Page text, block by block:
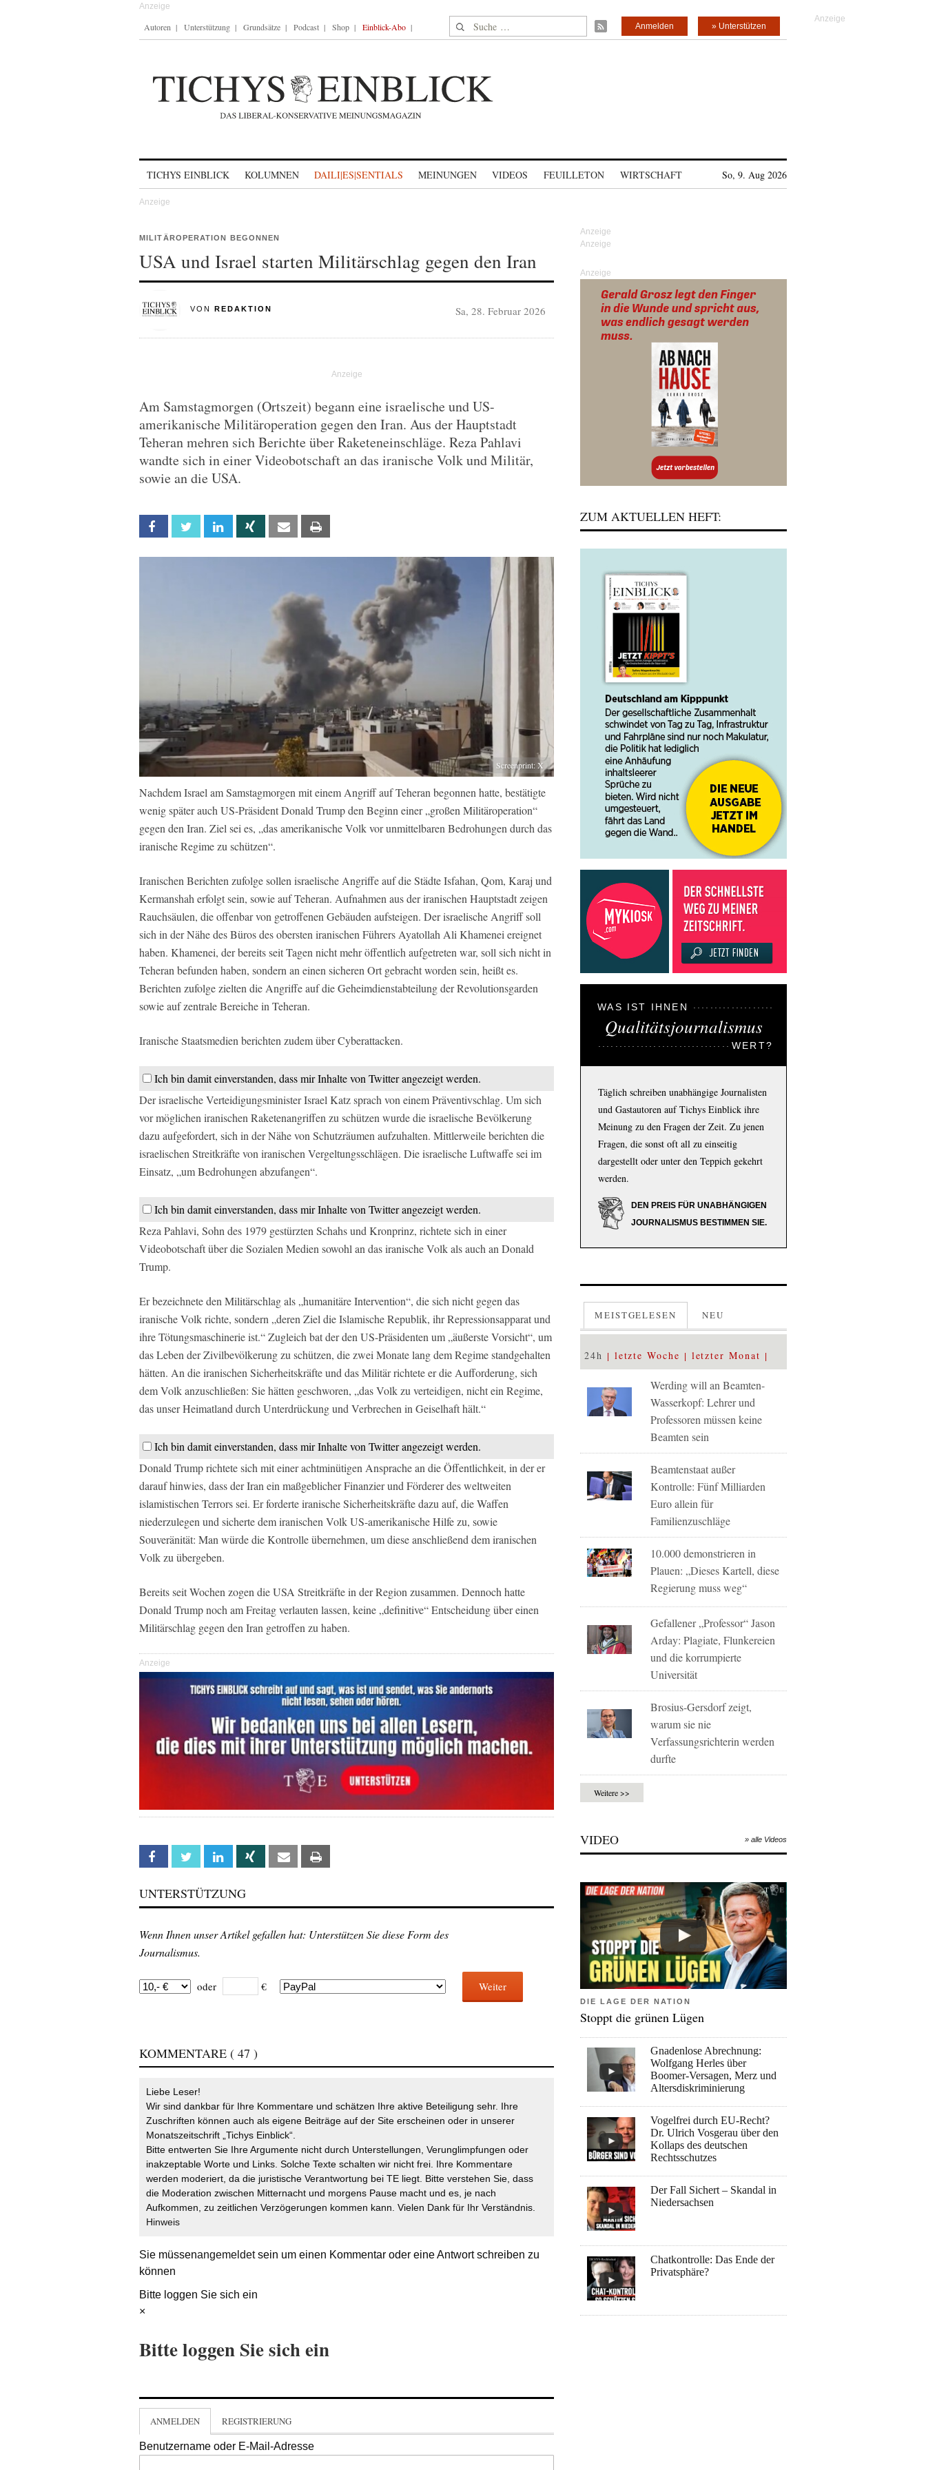
Autoren Unterstützung Grundsätze Podcast Shop Einblick-Abo Suche nach: » Unterstützen
Anmelden
TICHYS EINBLICK KOLUMNEN DAILI|ES|SENTIALS MEINUNGEN VIDEOS FEUILLETON WIRTSCHAFT So, 9. Aug 2026
MILITÄROPERATION BEGONNEN
USA und Israel starten Militärschlag gegen den Iran
VON REDAKTION Sa, 28. Februar 2026
Am Samstagmorgen (Ortszeit) begann eine israelische und US-
amerikanische Militäroperation gegen den Iran. Aus der Hauptstadt
Teheran mehren sich Berichte über Raketeneinschläge. Reza Pahlavi
wandte sich in einer Videobotschaft an das iranische Volk und Militär,
sowie an die USA.
Facebook Twitter Linkedin Xing Email
Screenprint: X
Nachdem Israel am Samstagmorgen mit einem Angriff auf Teheran begonnen hatte, bestätigte
wenig später auch US-Präsident Donald Trump den Beginn einer „großen Militäroperation“
gegen den Iran. Ziel sei es, „das amerikanische Volk vor unmittelbaren Bedrohungen durch das
iranische Regime zu schützen“.
Iranischen Berichten zufolge sollen israelische Angriffe auf die Städte Isfahan, Qom, Karaj und
Kermanshah erfolgt sein, sowie auf Teheran. Aufnahmen aus der iranischen Hauptstadt zeigen
Rauchsäulen, die offenbar von getroffenen Gebäuden aufsteigen. Der israelische Angriff soll
sich in der Nähe des Büros des obersten iranischen Führers Ayatollah Ali Khamenei ereignet
haben. Khamenei, der bereits seit Tagen nicht mehr öffentlich aufgetreten war, soll sich nicht in
Teheran befunden haben, sondern an einen sicheren Ort gebracht worden sein, heißt es.
Berichten zufolge zielten die Angriffe auf die Geheimdienstabteilung der Revolutionsgarden
sowie auf zentrale Bereiche in Teheran.
Iranische Staatsmedien berichten zudem über Cyberattacken.
Ich bin damit einverstanden, dass mir Inhalte von Twitter angezeigt werden.
Der israelische Verteidigungsminister Israel Katz sprach von einem Präventivschlag. Um sich
vor möglichen iranischen Raketenangriffen zu schützen wurde die israelische Bevölkerung
dazu aufgefordert, sich in der Nähe von Schutzräumen aufzuhalten. Mittlerweile berichten die
israelischen Streitkräfte von iranischen Vergeltungsschlägen. Die israelische Luftwaffe sei im
Einsatz, „um Bedrohungen abzufangen“.
Ich bin damit einverstanden, dass mir Inhalte von Twitter angezeigt werden.
Reza Pahlavi, Sohn des 1979 gestürzten Schahs und Kronprinz, richtete sich in einer
Videobotschaft über die Sozialen Medien sowohl an das iranische Volk als auch an Donald
Trump.
Er bezeichnete den Militärschlag als „humanitäre Intervention“, die sich nicht gegen das
iranische Volk richte, sondern „deren Ziel die Islamische Republik, ihr Repressionsapparat und
ihre Tötungsmaschinerie ist.“ Zugleich bat der den US-Präsidenten um „äußerste Vorsicht“, um
das Leben der Zivilbevölkerung zu schützen, die zwei Monate lang dem Regime standgehalten
hätten. An die iranischen Sicherheitskräfte und das Militär richtete er die Aufforderung, sich
dem Volk anzuschließen: Sie hätten geschworen, „das Volk zu verteidigen, nicht ein Regime,
das unser Heimatland durch Unterdrückung und Verbrechen in Geiselhaft hält.“
Ich bin damit einverstanden, dass mir Inhalte von Twitter angezeigt werden.
Donald Trump richtete sich mit einer achtminütigen Ansprache an die Öffentlichkeit, in der er
darauf hinwies, dass der Iran ein maßgeblicher Finanzier und Förderer des weltweiten
islamistischen Terrors sei. Er forderte iranische Sicherheitskräfte dazu auf, die Waffen
niederzulegen und sicherte dem iranischen Volk US-amerikanische Hilfe zu, sowie
Souveränität: Man würde die Kontrolle übernehmen, um diese anschließend dem iranischen
Volk zu übergeben.
Bereits seit Wochen zogen die USA Streitkräfte in der Region zusammen. Dennoch hatte
Donald Trump noch am Freitag verlauten lassen, keine „definitive“ Entscheidung über einen
Militärschlag gegen den Iran getroffen zu haben.
Anzeige
Facebook Twitter Linkedin Xing Email
UNTERSTÜTZUNG
Wenn Ihnen unser Artikel gefallen hat: Unterstützen Sie diese Form des
Journalismus.
oder € Weiter
KOMMENTARE ( 47 )
Liebe Leser!
Wir sind dankbar für Ihre Kommentare und schätzen Ihre aktive Beteiligung sehr. Ihre
Zuschriften können auch als eigene Beiträge auf der Site erscheinen oder in unserer
Monatszeitschrift „Tichys Einblick“.
Bitte entwerten Sie Ihre Argumente nicht durch Unterstellungen, Verunglimpfungen oder
inakzeptable Worte und Links. Solche Texte schalten wir nicht frei. Ihre Kommentare
werden moderiert, da die juristische Verantwortung bei TE liegt. Bitte verstehen Sie, dass
die Moderation zwischen Mitternacht und morgens Pause macht und es, je nach
Aufkommen, zu zeitlichen Verzögerungen kommen kann. Vielen Dank für Ihr Verständnis.
Hinweis
Sie müssenangemeldetsein um einen Kommentar oder eine Antwort schreiben zu
können
Bitte loggen Sie sich ein
×
Bitte loggen Sie sich ein
ANMELDEN REGISTRIERUNG
Benutzername oder E-Mail-Adresse
Anzeige
ZUM AKTUELLEN HEFT:
WAS IST IHNEN
Qualitätsjournalismus
WERT?
Täglich schreiben unabhängige Journalisten
und Gastautoren auf Tichys Einblick ihre
Meinung zu den Fragen der Zeit. Zu jenen
Fragen, die sonst oft all zu einseitig
dargestellt oder unter den Teppich gekehrt
werden.
DEN PREIS FÜR UNABHÄNGIGEN
JOURNALISMUS BESTIMMEN SIE.
MEISTGELESEN NEU
24h letzte Woche letzter Monat
Werding will an Beamten-
Wasserkopf: Lehrer und
Professoren müssen keine
Beamten sein
Beamtenstaat außer
Kontrolle: Fünf Milliarden
Euro allein für
Familienzuschläge
10.000 demonstrieren in
Plauen: „Dieses Kartell, diese
Regierung muss weg“
Gefallener „Professor“ Jason
Arday: Plagiate, Flunkereien
und die korrumpierte
Universität
Brosius-Gersdorf zeigt,
warum sie nie
Verfassungsrichterin werden
durfte
Weitere >>
VIDEO » alle Videos
DIE LAGE DER NATION
Stoppt die grünen Lügen
Gnadenlose Abrechnung:
Wolfgang Herles über
Boomer-Versagen, Merz und
Altersdiskriminierung
Vogelfrei durch EU-Recht?
Dr. Ulrich Vosgerau über den
Kollaps des deutschen
Rechtsschutzes
Der Fall Sichert – Skandal in
Niedersachsen
Chatkontrolle: Das Ende der
Privatsphäre?